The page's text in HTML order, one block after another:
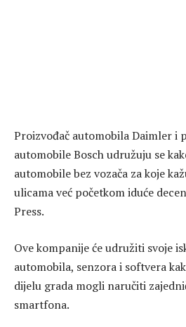
Proizvođač automobila Daimler i
automobile Bosch udružuju se
automobile bez vozača za koje
ulicama već početkom iduće
Press.
Ove kompanije će udružiti svoje
automobila, senzora i softvera
dijelu grada mogli naručiti
smartfona.